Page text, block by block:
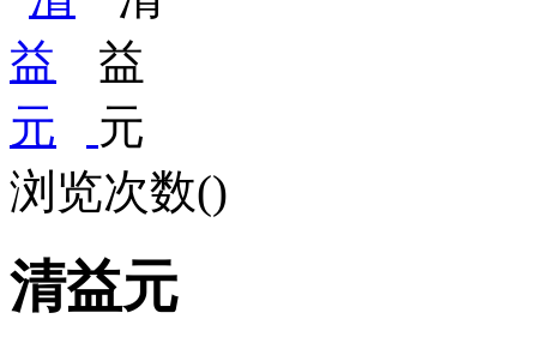
浏览次数()
清益元